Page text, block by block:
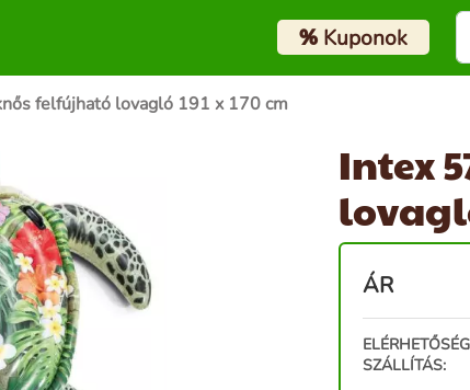
%Kuponok
felfújható lovagló 191 x 170 cm
Intex
ÁR
SZÁLLÍTÁS: